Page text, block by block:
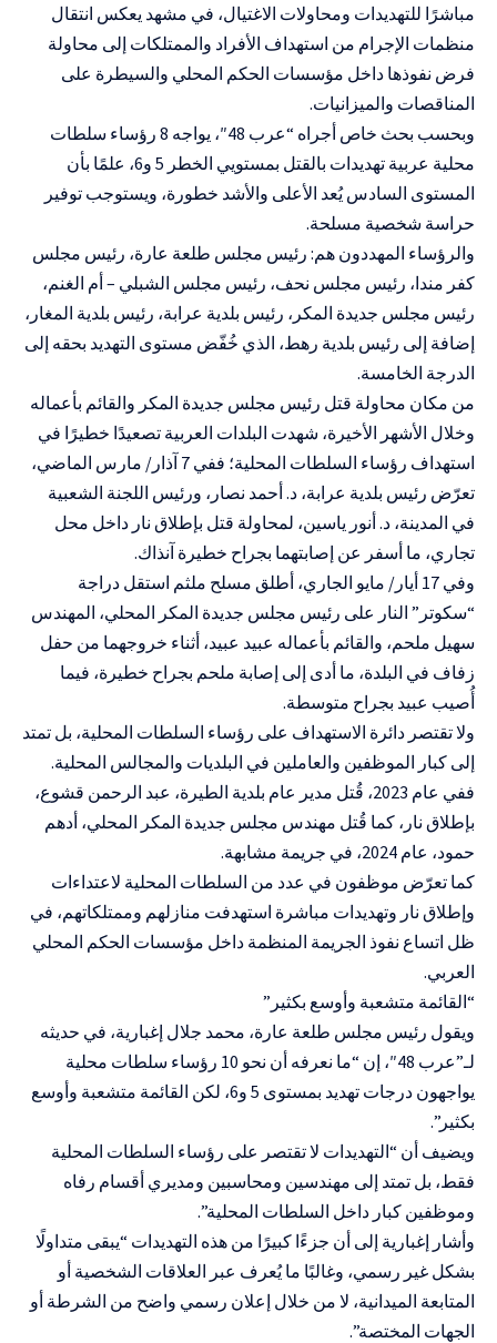
مباشرًا للتهديدات ومحاولات الاغتيال، في مشهد يعكس انتقال
منظمات الإجرام من استهداف الأفراد والممتلكات إلى محاولة
فرض نفوذها داخل مؤسسات الحكم المحلي والسيطرة على
المناقصات والميزانيات.
وبحسب بحث خاص أجراه “عرب 48″، يواجه 8 رؤساء سلطات
محلية عربية تهديدات بالقتل بمستويي الخطر 5 و6، علمًا بأن
المستوى السادس يُعد الأعلى والأشد خطورة، ويستوجب توفير
حراسة شخصية مسلحة.
والرؤساء المهددون هم: رئيس مجلس طلعة عارة، رئيس مجلس
كفر مندا، رئيس مجلس نحف، رئيس مجلس الشبلي – أم الغنم،
رئيس مجلس جديدة المكر، رئيس بلدية عرابة، رئيس بلدية المغار،
إضافة إلى رئيس بلدية رهط، الذي خُفّض مستوى التهديد بحقه إلى
الدرجة الخامسة.
من مكان محاولة قتل رئيس مجلس جديدة المكر والقائم بأعماله
وخلال الأشهر الأخيرة، شهدت البلدات العربية تصعيدًا خطيرًا في
استهداف رؤساء السلطات المحلية؛ ففي 7 آذار/ مارس الماضي،
تعرّض رئيس بلدية عرابة، د. أحمد نصار، ورئيس اللجنة الشعبية
في المدينة، د. أنور ياسين، لمحاولة قتل بإطلاق نار داخل محل
تجاري، ما أسفر عن إصابتهما بجراح خطيرة آنذاك.
وفي 17 أيار/ مايو الجاري، أطلق مسلح ملثم استقل دراجة
“سكوتر” النار على رئيس مجلس جديدة المكر المحلي، المهندس
سهيل ملحم، والقائم بأعماله عبيد عبيد، أثناء خروجهما من حفل
زفاف في البلدة، ما أدى إلى إصابة ملحم بجراح خطيرة، فيما
أُصيب عبيد بجراح متوسطة.
ولا تقتصر دائرة الاستهداف على رؤساء السلطات المحلية، بل تمتد
إلى كبار الموظفين والعاملين في البلديات والمجالس المحلية.
ففي عام 2023، قُتل مدير عام بلدية الطيرة، عبد الرحمن قشوع،
بإطلاق نار، كما قُتل مهندس مجلس جديدة المكر المحلي، أدهم
حمود، عام 2024، في جريمة مشابهة.
كما تعرّض موظفون في عدد من السلطات المحلية لاعتداءات
وإطلاق نار وتهديدات مباشرة استهدفت منازلهم وممتلكاتهم، في
ظل اتساع نفوذ الجريمة المنظمة داخل مؤسسات الحكم المحلي
العربي.
“القائمة متشعبة وأوسع بكثير”
ويقول رئيس مجلس طلعة عارة، محمد جلال إغبارية، في حديثه
لـ”عرب 48″، إن “ما نعرفه أن نحو 10 رؤساء سلطات محلية
يواجهون درجات تهديد بمستوى 5 و6، لكن القائمة متشعبة وأوسع
بكثير”.
ويضيف أن “التهديدات لا تقتصر على رؤساء السلطات المحلية
فقط، بل تمتد إلى مهندسين ومحاسبين ومديري أقسام رفاه
وموظفين كبار داخل السلطات المحلية”.
وأشار إغبارية إلى أن جزءًا كبيرًا من هذه التهديدات “يبقى متداولًا
بشكل غير رسمي، وغالبًا ما يُعرف عبر العلاقات الشخصية أو
المتابعة الميدانية، لا من خلال إعلان رسمي واضح من الشرطة أو
الجهات المختصة”.